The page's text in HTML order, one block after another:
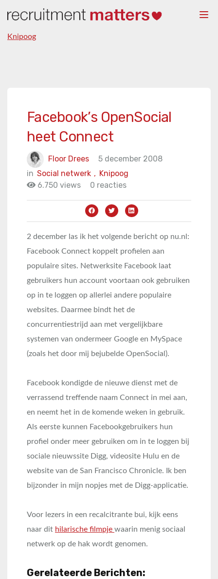
Knipoog
Facebook’s OpenSocial
heet Connect
Floor Drees
5 december 2008
in
Knipoog
Social netwerk ,
6.750 views
0 reacties
2 december las ik het volgende bericht op nu.nl:
Facebook Connect koppelt profielen aan
populaire sites. Netwerksite Facebook laat
gebruikers hun account voortaan ook gebruiken
op in te loggen op allerlei andere populaire
websites. Daarmee bindt het de
concurrentiestrijd aan met vergelijkbare
systemen van ondermeer Google en MySpace
(zoals het door mij bejubelde OpenSocial).
Facebook kondigde de nieuwe dienst met de
verrassend treffende naam Connect in mei aan,
en neemt het in de komende weken in gebruik.
Als eerste kunnen Facebookgebruikers hun
profiel onder meer gebruiken om in te loggen bij
sociale nieuwssite Digg, videosite Hulu en de
website van de San Francisco Chronicle. Ik ben
bijzonder in mijn nopjes met de Digg-applicatie.
Voor lezers in een recalcitrante bui, kijk eens
naar dit hilarische filmpje waarin menig sociaal
netwerk op de hak wordt genomen.
Gerelateerde Berichten: